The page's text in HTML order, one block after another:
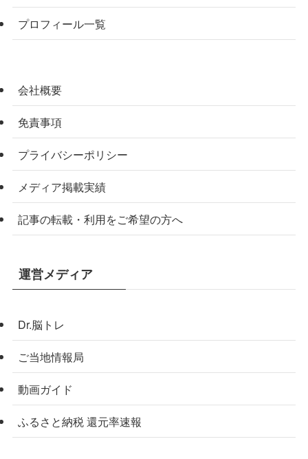
プロフィール一覧
会社概要
免責事項
プライバシーポリシー
メディア掲載実績
記事の転載・利用をご希望の方へ
運営メディア
Dr.脳トレ
ご当地情報局
動画ガイド
ふるさと納税 還元率速報